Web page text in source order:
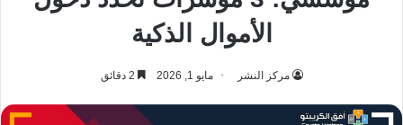
الأموال الذكية
مركز النشر مايو 1, 2026